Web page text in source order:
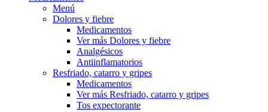
Menú
Dolores y fiebre
Medicamentos
Ver más Dolores y fiebre
Analgésicos
Antiinflamatorios
Resfriado, catarro y gripes
Medicamentos
Ver más Resfriado, catarro y gripes
Tos expectorante